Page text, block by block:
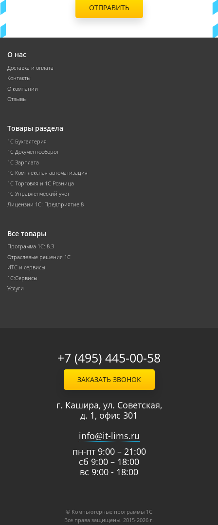
ОТПРАВИТЬ
О нас
Доставка и оплата
Контакты
О компании
Отзывы
Товары раздела
1С Бухгалтерия
1С Документооборот
1С Зарплата
1С Комплексная автоматизация
1С Торговля и 1С Розница
1С Управленческий учет
Лицензии 1С: Предприятие 8
Все товары
Программа 1С: 8.3
Отраслевые решения 1С
ИТС и сервисы
1С:Сервисы
Услуги
+7 (495) 445-00-58
ЗАКАЗАТЬ ЗВОНОК
г. Кашира, ул. Советская,
д. 1, офис 301
info@it-lims.ru
пн-пт 9:00 – 21:00
сб 9:00 – 18:00
вс 9:00 - 18:00
© Компьютерные программы 1C
Все права защищены. 2015-2026 г.